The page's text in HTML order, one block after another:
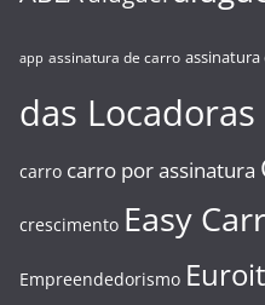
app assinatura de carro assinatura
das
carro carro por assinatura
crescimento Easy
Empreendedorismo Euroit